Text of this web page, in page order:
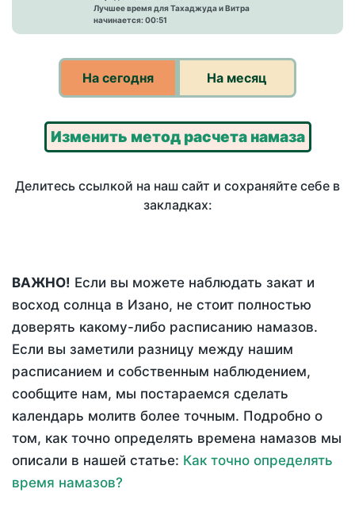
Лучшее время для Тахаджуда и Витра
начинается: 00:51
На сегодня На месяц
Изменить метод расчета намаза
Делитесь ссылкой на наш сайт и сохраняйте себе в
закладках:
ВАЖНО! Если вы можете наблюдать закат и
восход солнца в Изано, не стоит полностью
доверять какому-либо расписанию намазов.
Если вы заметили разницу между нашим
расписанием и собственным наблюдением,
сообщите нам, мы постараемся сделать
календарь молитв более точным. Подробно о
том, как точно определять времена намазов мы
описали в нашей статье: Как точно определять
время намазов?